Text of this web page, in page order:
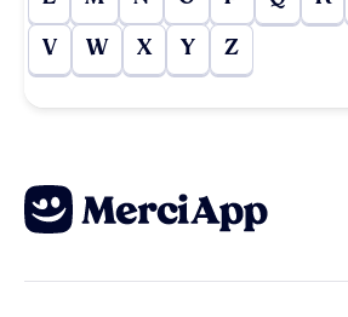
V W X Y Z